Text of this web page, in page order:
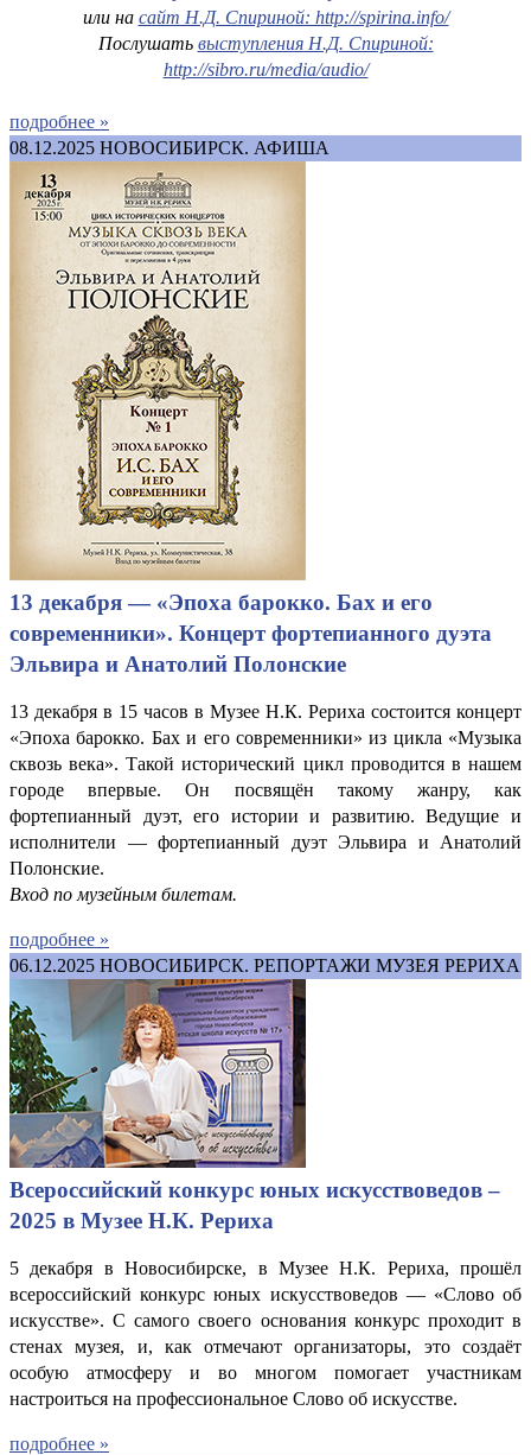
или на сайт Н.Д. Спириной: http://spirina.info/
Послушать выступления Н.Д. Спириной:
http://sibro.ru/media/audio/
подробнее »
08.12.2025 НОВОСИБИРСК. АФИША
13 декабря — «Эпоха барокко. Бах и его
современники». Концерт фортепианного дуэта
Эльвира и Анатолий Полонские
13 декабря в 15 часов в Музее Н.К. Рериха состоится концерт
«Эпоха барокко. Бах и его современники» из цикла «Музыка
сквозь века». Такой исторический цикл проводится в нашем
городе впервые. Он посвящён такому жанру, как
фортепианный дуэт, его истории и развитию. Ведущие и
исполнители — фортепианный дуэт Эльвира и Анатолий
Полонские.
Вход по музейным билетам.
подробнее »
06.12.2025 НОВОСИБИРСК. РЕПОРТАЖИ МУЗЕЯ РЕРИХА
Всероссийский конкурс юных искусствоведов –
2025 в Музее Н.К. Рериха
5 декабря в Новосибирске, в Музее Н.К. Рериха, прошёл
всероссийский конкурс юных искусствоведов — «Слово об
искусстве». С самого своего основания конкурс проходит в
стенах музея, и, как отмечают организаторы, это создаёт
особую атмосферу и во многом помогает участникам
настроиться на профессиональное Слово об искусстве.
подробнее »